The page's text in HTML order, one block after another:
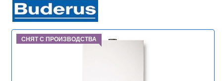
СНЯТ С ПРОИЗВОДСТВА